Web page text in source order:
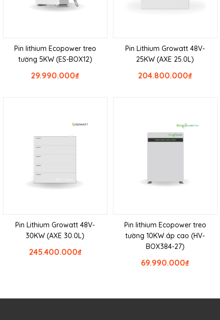
Pin lithium Ecopower treo
tường 5KW (ES-BOX12)
₫
29.990.000
Pin Lithium Growatt 48V-
25KW (AXE 25.0L)
₫
204.800.000
Pin Lithium Growatt 48V-
30KW (AXE 30.0L)
₫
245.400.000
Pin lithium Ecopower treo
tường 10KW áp cao (HV-
BOX384-27)
₫
69.990.000